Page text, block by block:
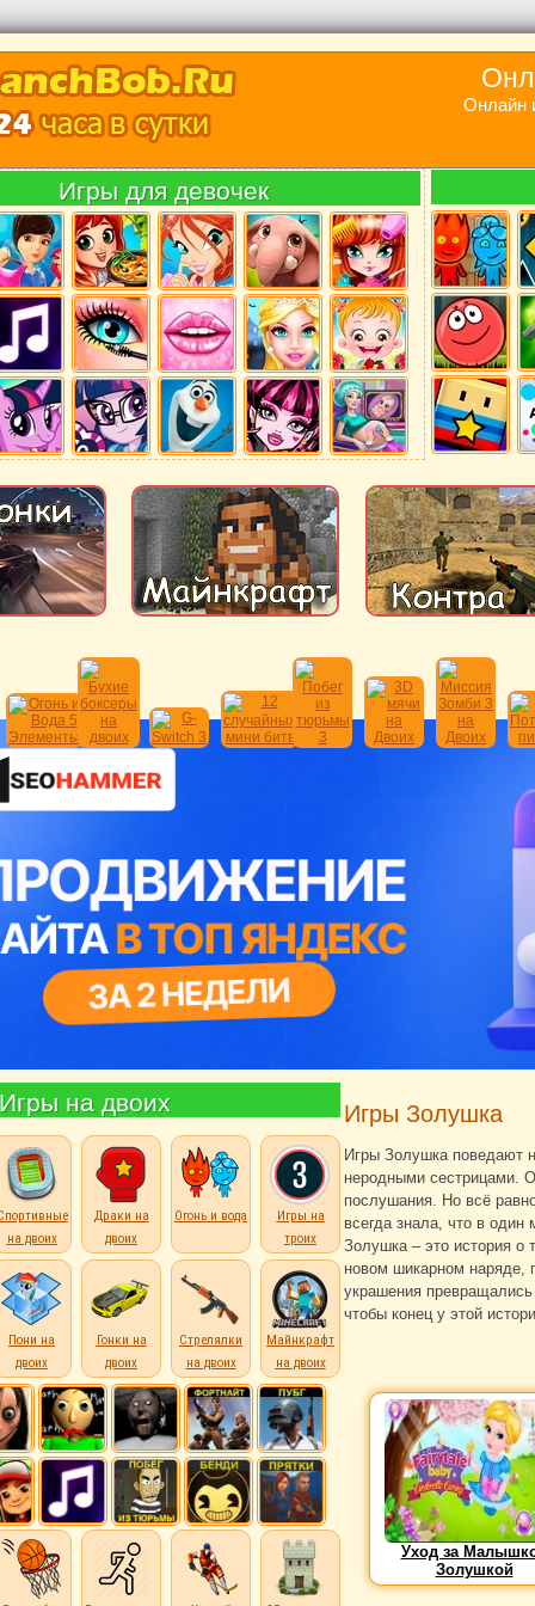
Онлайн
Игры для девочек
Игры на двоих
на двоих
Драки на
двоих
Огонь и вода
Игры на
троих
Пони на
двоих
Гонки на
двоих
Стрелялки
на двоих
Майнкрафт
на двоих
Игры Золушка
Игры Золушка поведают
неродными сестрицами.
послушания. Но всё
всегда знала, что в
Золушка – это история о
новом шикарном наряде,
украшения
чтобы конец у этой
Уход за
Золушкой